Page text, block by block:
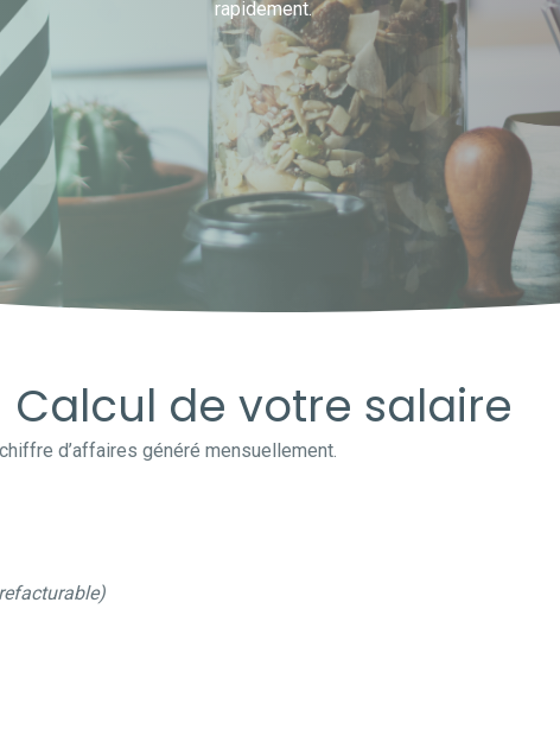
rapidement.
Calcul de votre salaire
d’affaires généré mensuellement.